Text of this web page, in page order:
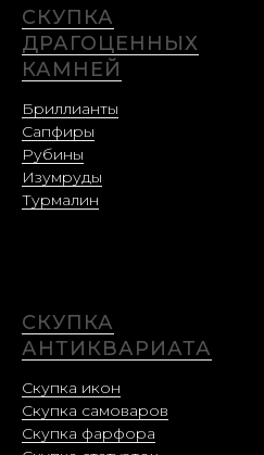
СКУПКА
ДРАГОЦЕННЫХ
КАМНЕЙ
Бриллианты
Сапфиры
Рубины
Изумруды
Турмалин
СКУПКА
АНТИКВАРИАТА
Скупка икон
Скупка самоваров
Скупка фарфора